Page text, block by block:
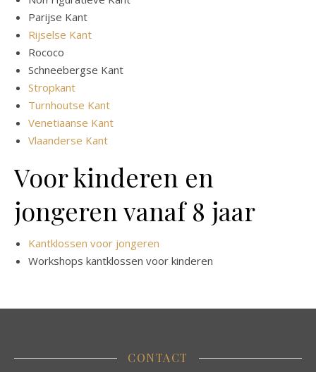
Parijse Kant
Rijselse Kant
Rococo
Schneebergse Kant
Stropkant
Turnhoutse Kant
Venetiaanse Kant
Vlaanderse Kant
Voor kinderen en
jongeren vanaf 8 jaar
Kantklossen voor jongeren
Workshops kantklossen voor kinderen
CONTACT